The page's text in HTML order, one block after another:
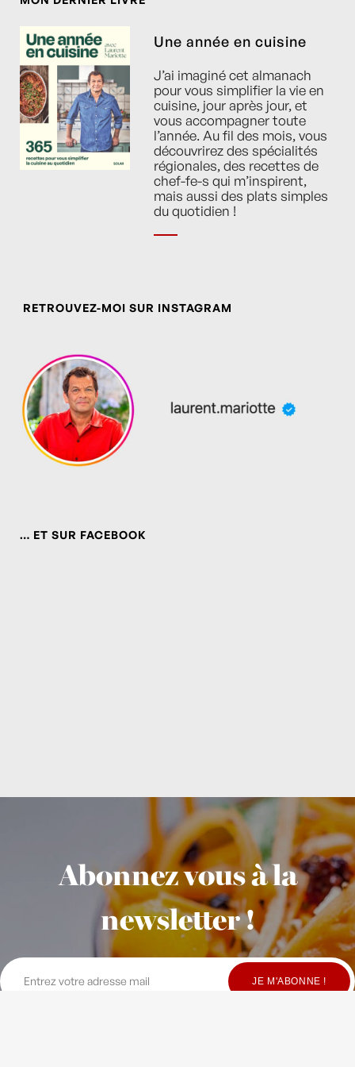
Une année en cuisine
J’ai imaginé cet almanach
pour vous simplifier la vie en
cuisine, jour après jour, et
vous accompagner toute
l’année. Au fil des mois, vous
découvrirez des spécialités
régionales, des recettes de
chef-fe-s qui m’inspirent,
mais aussi des plats simples
du quotidien !
RETROUVEZ-MOI SUR INSTAGRAM
… ET SUR FACEBOOK
Abonnez vous à la
newsletter !